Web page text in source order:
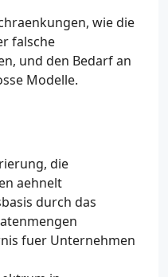
wie die
falsche
und den Bedarf an
Modelle.
die
aehnelt
durch das
fuer Unternehmen